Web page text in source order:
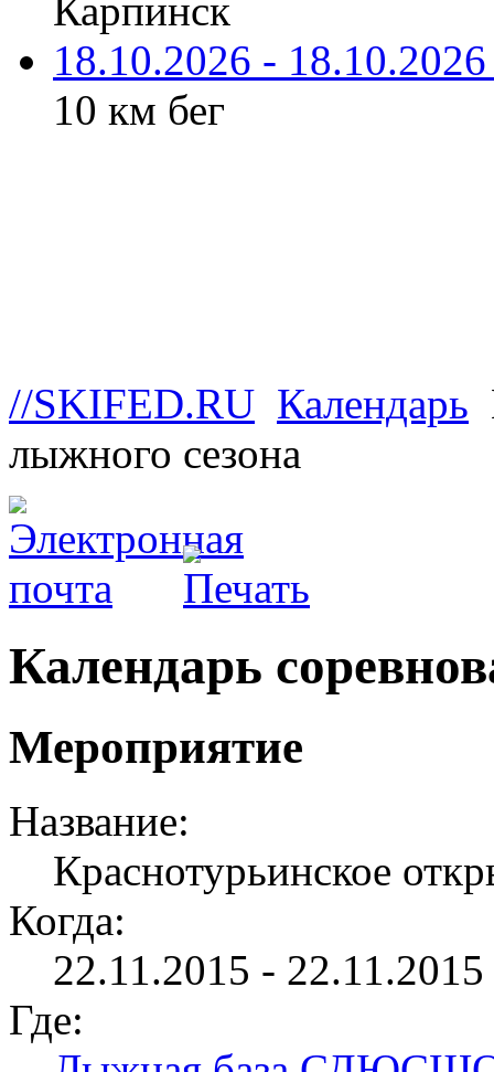
Карпинск
18.10.2026 -
10 км бег
//SKIFED.RU Календарь
лыжного сезона
Календарь
Мероприятие
Название:
Краснотурьинское
Когда:
22.11.2015 -
Где: